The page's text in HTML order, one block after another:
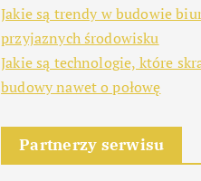
Jakie są trendy w budowie
przyjaznych środowisku
Jakie są technologie, które
budowy nawet o połowę
Partnerzy serwisu